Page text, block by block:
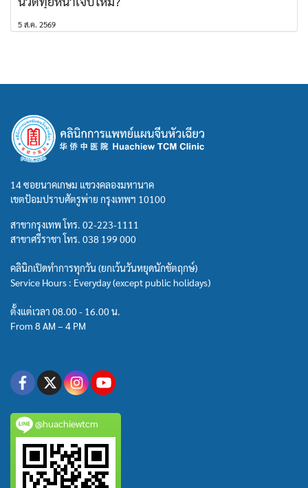
5 ส.ค. 2569
14 ซอยนาคเกษม แขวงคลองมหานาค
เขตป้อมปราบศัตรูพ่าย กรุงเทพฯ 10100
สาขากรุงเทพ โทร. 02-223-1111
สาขาศรีราชา โทร. 038 199 000
คลินิกเปิดทำการทุกวัน (ยกเว้นวันหยุดนักขัตฤกษ์)
Service Hours : Everyday (except public holidays)
ตั้งแต่เวลา 08.00 - 16.00 น.
From 8 AM – 4 PM
@huachiewtcm